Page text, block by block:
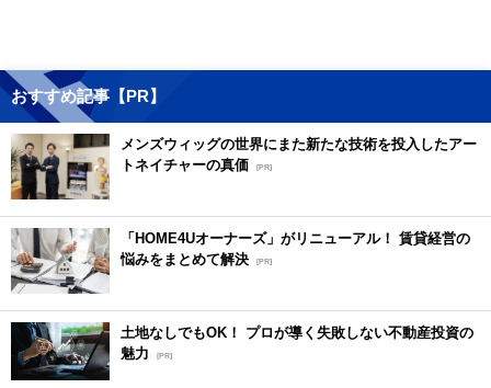
おすすめ記事【PR】
メンズウィッグの世界にまた新たな技術を投入したアー
トネイチャーの真価
[PR]
「HOME4Uオーナーズ」がリニューアル！ 賃貸経営の
悩みをまとめて解決 [PR]
土地なしでもOK！ プロが導く失敗しない不動産投資の
魅力
[PR]